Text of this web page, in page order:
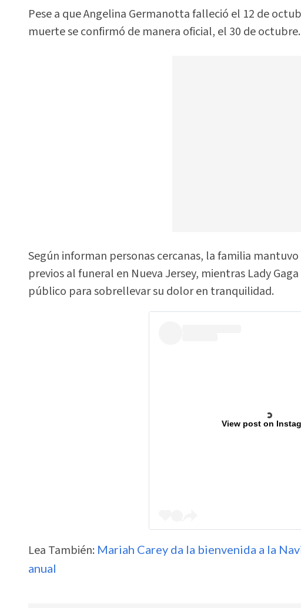
Pese a que Angelina Germanotta falleció el 12 de
muerte se confirmó de manera oficial, el 30 de octubre.
Según informan personas cercanas, la familia
previos al funeral en Nueva Jersey, mientras Lady
público para sobrellevar su dolor en tranquilidad.
View post on
Lea También: Mariah Carey da la bienvenida a la
anual